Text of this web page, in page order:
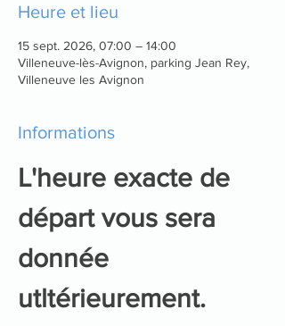
Heure et lieu
15 sept. 2026, 07:00 – 14:00
Villeneuve-lès-Avignon, parking Jean Rey,
Villeneuve les Avignon
Informations
L'heure exacte de
départ vous sera
donnée
utltérieurement.